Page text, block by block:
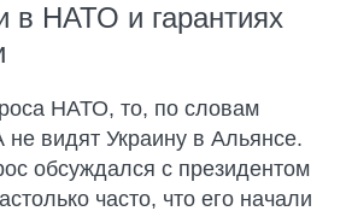
в НАТО и гарантиях
НАТО, то, по словам
видят Украину в Альянсе.
обсуждался с президентом
часто, что его начали